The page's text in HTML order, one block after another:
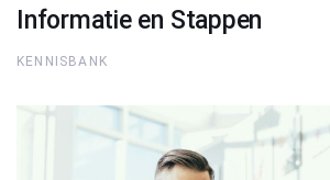
Informatie en Stappen
KENNISBANK